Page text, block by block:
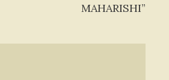
MAHARISHI”